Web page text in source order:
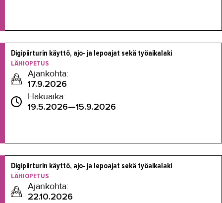
Digipiirturin käyttö, ajo- ja lepoajat sekä työaikalaki
LÄHIOPETUS
Ajankohta:
17.9.2026
Hakuaika:
19.5.2026—15.9.2026
Digipiirturin käyttö, ajo- ja lepoajat sekä työaikalaki
LÄHIOPETUS
Ajankohta:
22.10.2026